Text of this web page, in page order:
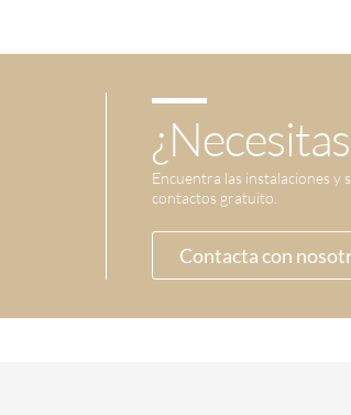
¿Necesitas
Encuentra las instalaciones
contactos gratuito.
Contacta con